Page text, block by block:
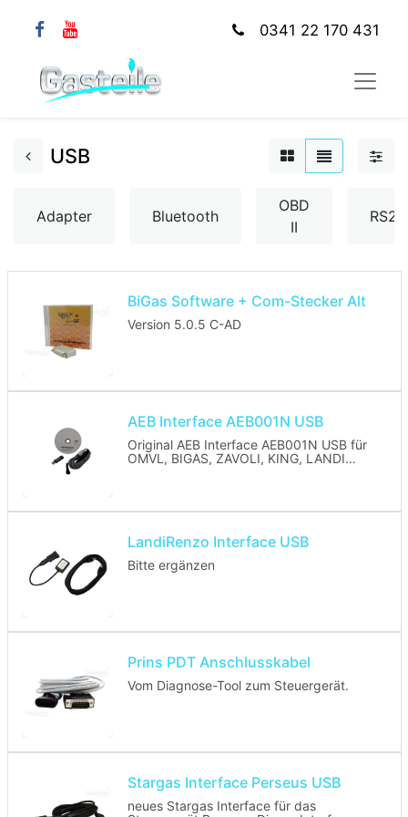
0341 22 170 431
USB
Adapter Bluetooth
OBD
II
BiGas Software + Com-Stecker Alt
Version 5.0.5 C-AD
AEB Interface AEB001N USB
Original AEB Interface AEB001N USB für
OMVL, BIGAS, ZAVOLI, KING, LANDI
- Treiber-CD
LandiRenzo Interface USB
Bitte ergänzen
Prins PDT Anschlusskabel
Vom Diagnose-Tool zum Steuergerät.
Stargas Interface Perseus USB
neues Stargas Interface für das